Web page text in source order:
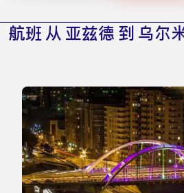
航班 从 亚兹德 到 乌尔